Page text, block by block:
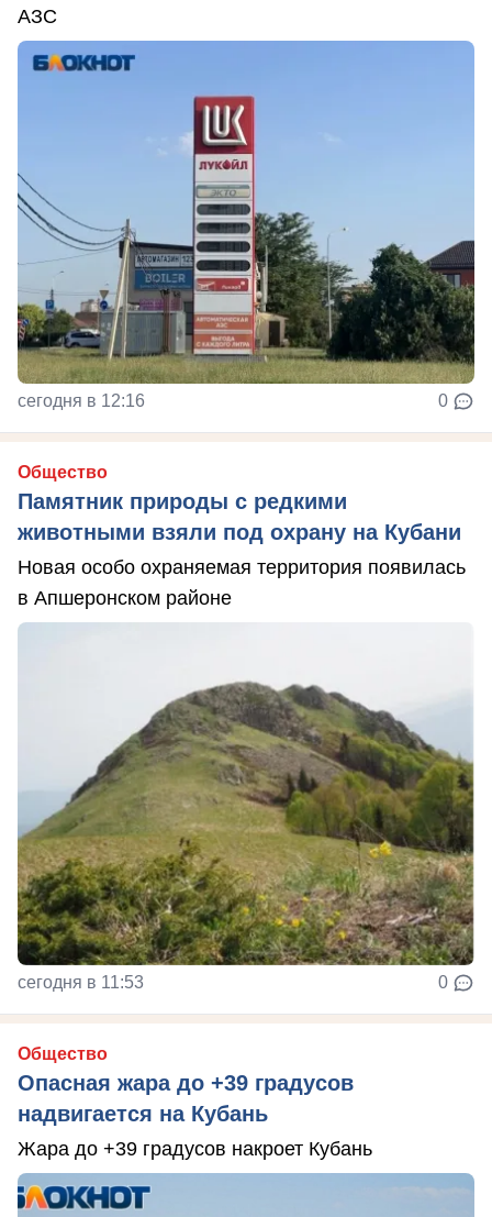
АЗС
сегодня в 12:16 0
Общество
Памятник природы с редкими
животными взяли под охрану на Кубани
Новая особо охраняемая территория появилась
в Апшеронском районе
сегодня в 11:53 0
Общество
Опасная жара до +39 градусов
надвигается на Кубань
Жара до +39 градусов накроет Кубань